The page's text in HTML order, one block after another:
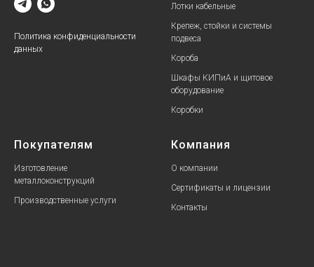
Политика конфиденциальности
данных
Лотки кабельные
Крепеж, стойки и системы
подвеса
Короба
Шкафы КИПиА и щитовое
оборудование
Коробки
Покупателям
Изготовление
металлоконструкций
Производственные услуги
Компания
О компании
Сертификаты и лицензии
Контакты